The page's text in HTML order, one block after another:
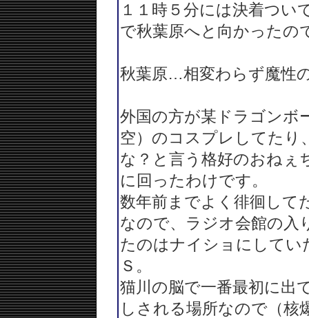
１１時５分には決着つい
で秋葉原へと向かったの
秋葉原…相変わらず魔性
外国の方が某ドラゴンボ
空）のコスプレしてたり
な？と言う格好のおねぇ
に回ったわけです。
数年前までよく徘徊して
なので、ラジオ会館の入
たのはナイショにしてい
Ｓ。
猫川の脳で一番最初に出
しされる場所なので（核